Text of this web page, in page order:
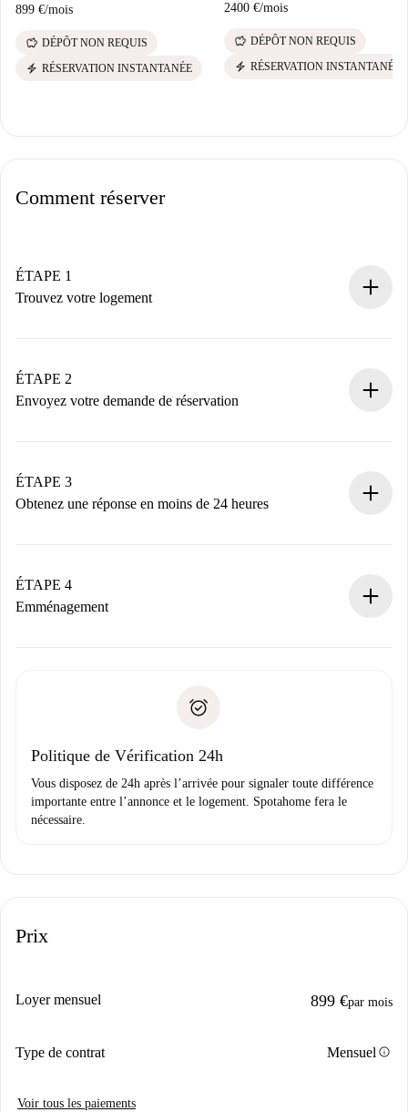
899 €/mois
savings DÉPÔT NON REQUIS
electric_bolt RÉSERVATION INSTANTANÉE
2400 €/mois
savings DÉPÔT NON REQUIS
electric_bolt RÉSERVATION INSTANTANÉE
Comment réserver
ÉTAPE 1
Trouvez votre logement
Vous disposez à l’avance de toutes les informations
nécessaires.
ÉTAPE 2
Envoyez votre demande de réservation
Nous ne vous facturerons rien tant que le propriétaire
n’aura pas accepté.
ÉTAPE 3
Obtenez une réponse en moins de 24 heures
contact avec le propriétaire.
Si refusé : aucun prélèvement et nous vous proposerons
Justificatif de solvabilité
ÉTAPE 4
Emménagement
uniquement si aucun problème n'est signalé.
Politique de Vérification 24h
Vous disposez de 24h après l’arrivée pour signaler toute différence
importante entre l’annonce et le logement. Spotahome fera le
nécessaire.
Prix
Loyer mensuel 899 €par mois
Type de contrat Mensuel info
Voir tous les paiements